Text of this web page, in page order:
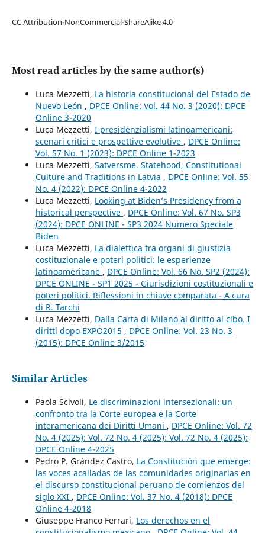
CC Attribution-NonCommercial-ShareAlike 4.0
Most read articles by the same author(s)
Luca Mezzetti, La historia constitucional del Estado de
Nuevo León , DPCE Online: Vol. 44 No. 3 (2020): DPCE
Online 3-2020
Luca Mezzetti, I presidenzialismi latinoamericani:
scenari critici e prospettive evolutive , DPCE Online:
Vol. 57 No. 1 (2023): DPCE Online 1-2023
Luca Mezzetti, Satversme. Statehood, Constitutional
Culture and Traditions in Latvia , DPCE Online: Vol. 55
No. 4 (2022): DPCE Online 4-2022
Luca Mezzetti, Looking at Biden’s Presidency from a
historical perspective , DPCE Online: Vol. 67 No. SP3
(2024): DPCE ONLINE - SP3 2024 Numero Speciale
Biden
Luca Mezzetti, La dialettica tra organi di giustizia
costituzionale e poteri politici: le esperienze
latinoamericane , DPCE Online: Vol. 66 No. SP2 (2024):
DPCE ONLINE - SP1 2025 - Giurisdizioni costituzionali e
poteri politici. Riflessioni in chiave comparata - A cura
di R. Tarchi
Luca Mezzetti, Dalla Carta di Milano al diritto al cibo. I
diritti dopo EXPO2015 , DPCE Online: Vol. 23 No. 3
(2015): DPCE Online 3/2015
Similar Articles
Paola Scivoli, Le discriminazioni intersezionali: un
confronto tra la Corte europea e la Corte
interamericana dei Diritti Umani , DPCE Online: Vol. 72
No. 4 (2025): Vol. 72 No. 4 (2025): Vol. 72 No. 4 (2025):
DPCE Online 4-2025
Pedro P. Grández Castro, La Constitución que emerge:
las voces acalladas de las comunidades originarias en
el discurso constitucional peruano de comienzos del
siglo XXI , DPCE Online: Vol. 37 No. 4 (2018): DPCE
Online 4-2018
Giuseppe Franco Ferrari, Los derechos en el